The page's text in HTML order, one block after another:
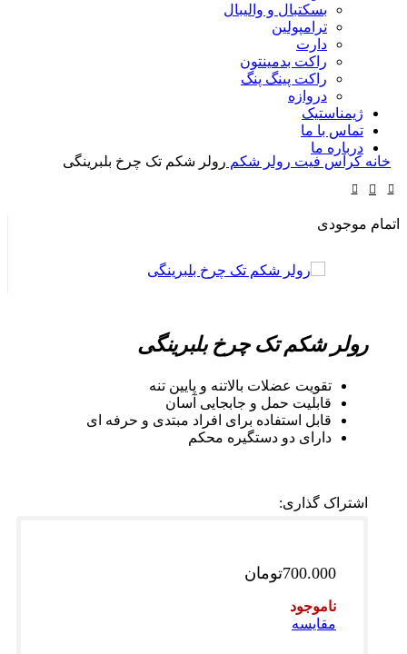
بسکتبال و والیبال
ترامپولین
دارت
راکت بدمینتون
راکت پینگ پنگ
دروازه
ژیمناستیک
تماس با ما
درباره ما
خانه کراس فیت رولر شکم رولر شکم تک چرخ بلبرینگی
اتمام موجودی
رولر شکم تک چرخ بلبرینگی
تقویت عضلات بالاتنه و پایین تنه
قابلیت حمل و جابجایی آسان
قابل استفاده برای افراد مبتدی و حرفه ای
دارای دو دستگیره محکم
اشتراک گذاری:
تومان700.000
ناموجود
مقایسه